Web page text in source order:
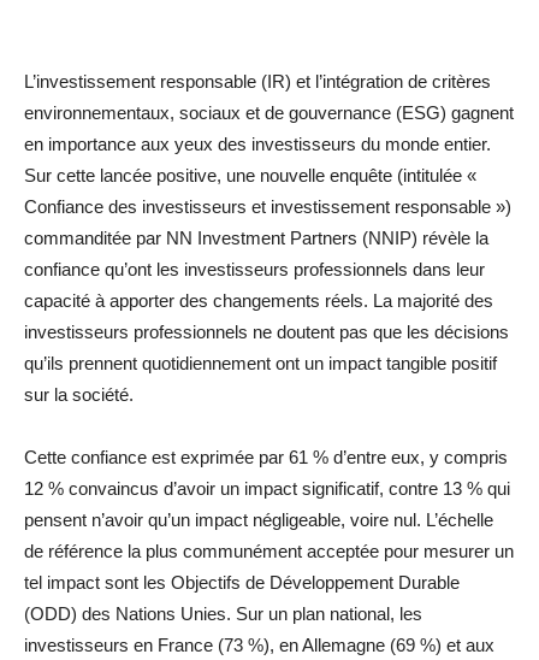
L’investissement responsable (IR) et l’intégration de critères
environnementaux, sociaux et de gouvernance (ESG) gagnent
en importance aux yeux des investisseurs du monde entier.
Sur cette lancée positive, une nouvelle enquête (intitulée «
Confiance des investisseurs et investissement responsable »)
commanditée par NN Investment Partners (NNIP) révèle la
confiance qu’ont les investisseurs professionnels dans leur
capacité à apporter des changements réels. La majorité des
investisseurs professionnels ne doutent pas que les décisions
qu’ils prennent quotidiennement ont un impact tangible positif
sur la société.
Cette confiance est exprimée par 61 % d’entre eux, y compris
12 % convaincus d’avoir un impact significatif, contre 13 % qui
pensent n’avoir qu’un impact négligeable, voire nul. L’échelle
de référence la plus communément acceptée pour mesurer un
tel impact sont les Objectifs de Développement Durable
(ODD) des Nations Unies. Sur un plan national, les
investisseurs en France (73 %), en Allemagne (69 %) et aux